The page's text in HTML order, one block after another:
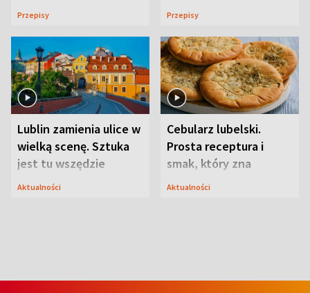
Przepisy
uczta
Przepisy
Lublin zamienia ulice w
wielką scenę. Sztuka
jest tu wszędzie
Aktualności
Cebularz lubelski.
Prosta receptura i
smak, który zna
Lubelszczyzna
Aktualności